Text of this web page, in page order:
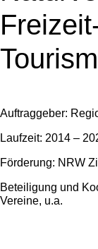
Auftraggeber:
Laufzeit: 2014 –
Förderung: NRW
Beteiligung und
Vereine, u.a.